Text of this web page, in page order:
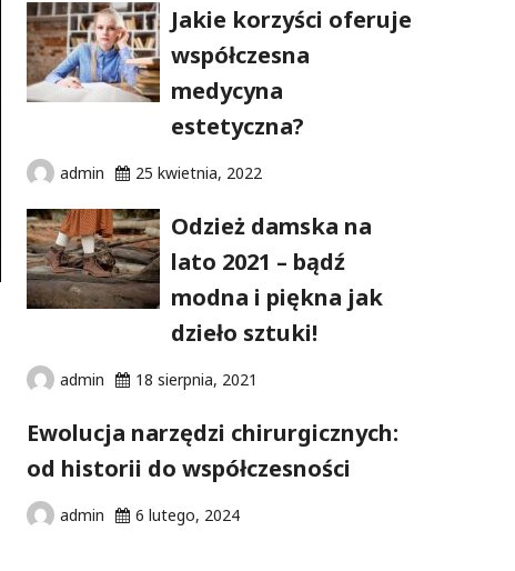
Jakie korzyści oferuje
współczesna
medycyna
estetyczna?
admin 25 kwietnia, 2022
Odzież damska na
lato 2021 – bądź
modna i piękna jak
dzieło sztuki!
admin 18 sierpnia, 2021
Ewolucja narzędzi chirurgicznych:
od historii do współczesności
admin 6 lutego, 2024